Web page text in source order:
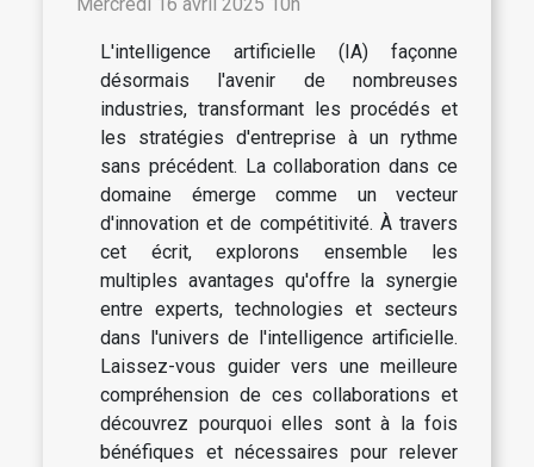
L'intelligence artificielle (IA) façonne
désormais l'avenir de nombreuses
industries, transformant les procédés et
les stratégies d'entreprise à un rythme
sans précédent. La collaboration dans ce
domaine émerge comme un vecteur
d'innovation et de compétitivité. À travers
cet écrit, explorons ensemble les
multiples avantages qu'offre la synergie
entre experts, technologies et secteurs
dans l'univers de l'intelligence artificielle.
Laissez-vous guider vers une meilleure
compréhension de ces collaborations et
découvrez pourquoi elles sont à la fois
bénéfiques et nécessaires pour relever